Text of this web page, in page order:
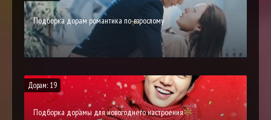
Подборка дорам романтика по-взрослому
Дорам: 19
Подборка дорамы для новогоднего настроения